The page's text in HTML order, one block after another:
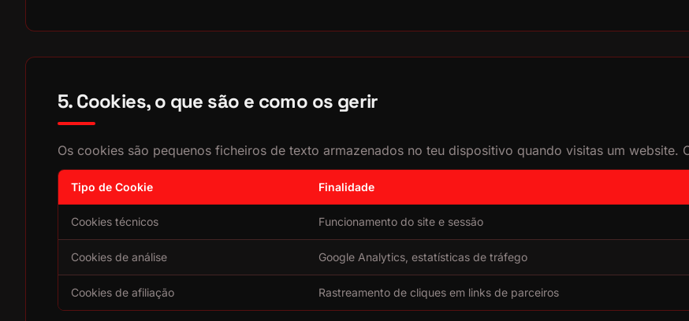
5. Cookies, o que são e como os gerir
Os cookies são pequenos ficheiros de texto armazenados no teu dispositivo quando visitas um website.
Tipo de Cookie Finalidade
Cookies técnicos Funcionamento do site e sessão
Cookies de análise Google Analytics, estatísticas de tráfego
Cookies de afiliação Rastreamento de cliques em links de parceiros